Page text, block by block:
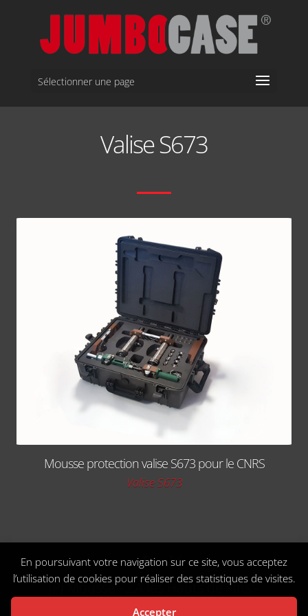
En poursuivant votre navigation sur ce site, vous acceptez
l’utilisation de cookies pour réaliser des statistiques de visites.
Accepter
Sélectionner une page
Valise S673
Mousse protection valise S673 pour le CNRS
Valise S673
JPJ Mousse - ZA les Hauts de Fins -
Aillant sur Tholon 89110 Montholon -